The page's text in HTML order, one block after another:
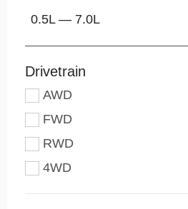
0.5L— 7.0L
Drivetrain
AWD
FWD
RWD
4WD